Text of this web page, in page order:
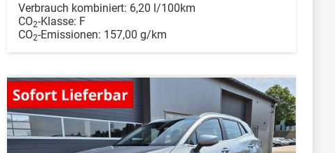
Verbrauch kombiniert: 6,20 l/100km
CO2-Klasse: F
CO2-Emissionen: 157,00 g/km